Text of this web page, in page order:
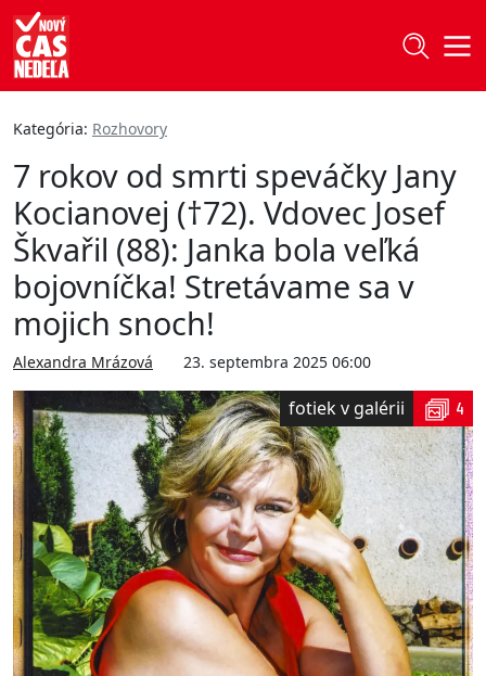
Kategória: Rozhovory
7 rokov od smrti speváčky Jany
Kocianovej (†72). Vdovec Josef
Škvařil (88): Janka bola veľká
bojovníčka! Stretávame sa v
mojich snoch!
Alexandra Mrázová 23. septembra 2025 06:00
fotiek v galérii 4